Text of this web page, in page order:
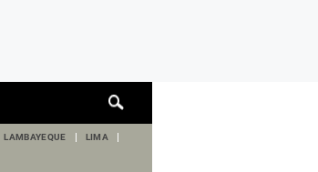
de
LAMBAYEQUE LIMA